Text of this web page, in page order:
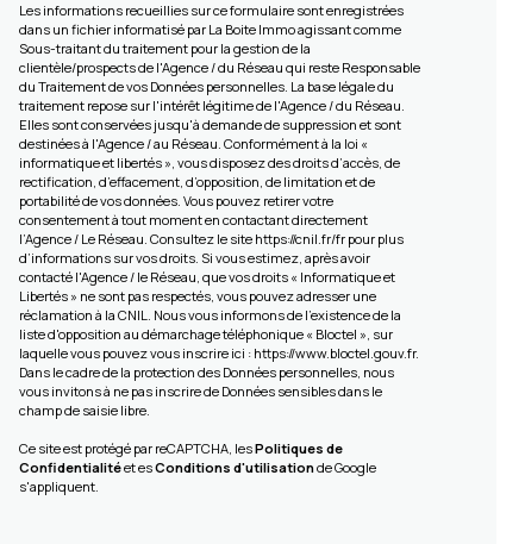
Les informations recueillies sur ce formulaire sont enregistrées
dans un fichier informatisé par La Boite Immo agissant comme
Sous-traitant du traitement pour la gestion de la
clientèle/prospects de l'Agence / du Réseau qui reste Responsable
du Traitement de vos Données personnelles. La base légale du
traitement repose sur l'intérêt légitime de l'Agence / du Réseau.
Elles sont conservées jusqu'à demande de suppression et sont
destinées à l'Agence / au Réseau. Conformément à la loi «
informatique et libertés », vous disposez des droits d’accès, de
rectification, d’effacement, d’opposition, de limitation et de
portabilité de vos données. Vous pouvez retirer votre
consentement à tout moment en contactant directement
l’Agence / Le Réseau. Consultez le site https://cnil.fr/frpour plus
d’informations sur vos droits. Si vous estimez, après avoir
contacté l'Agence / le Réseau, que vos droits « Informatique et
Libertés » ne sont pas respectés, vous pouvez adresser une
réclamation à la CNIL. Nous vous informons de l’existence de la
liste d'opposition au démarchage téléphonique « Bloctel », sur
laquelle vous pouvez vous inscrire ici : https://www.bloctel.gouv.fr.
Dans le cadre de la protection des Données personnelles, nous
vous invitons à ne pas inscrire de Données sensibles dans le
champ de saisie libre.
Ce site est protégé par reCAPTCHA, lesPolitiques de
Confidentialitéet esConditions d'utilisationde Google
s'appliquent.